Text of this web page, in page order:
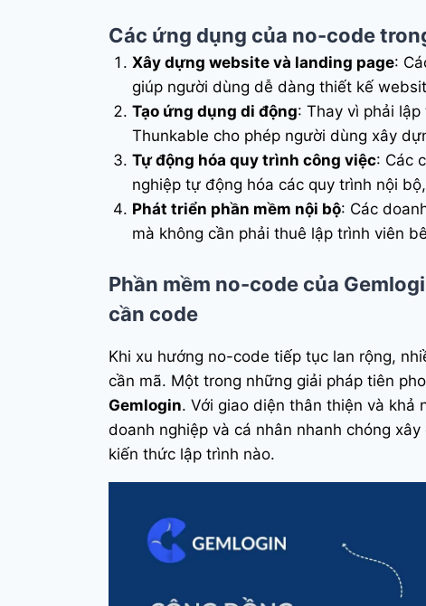
Các ứng dụng của no-code
Xây dựng website và landing page:
giúp người dùng dễ dàng thiết kế
Tạo ứng dụng di động: Thay vì phải
Thunkable cho phép người dùng xây
Tự động hóa quy trình công việc: Các
nghiệp tự động hóa các quy trình nội
Phát triển phần mềm nội bộ: Các
mà không cần phải thuê lập trình viên
Phần mềm no-code của
cần code
Khi xu hướng no-code tiếp tục lan rộng,
cần mã. Một trong những giải pháp tiên
Gemlogin. Với giao diện thân thiện và khả
doanh nghiệp và cá nhân nhanh chóng
kiến thức lập trình nào.